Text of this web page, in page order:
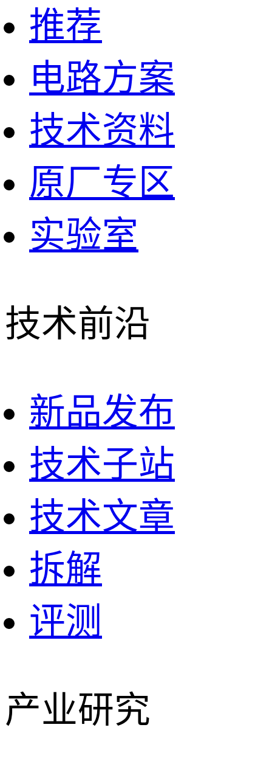
推荐
电路方案
技术资料
原厂专区
实验室
技术前沿
新品发布
技术子站
技术文章
拆解
评测
产业研究